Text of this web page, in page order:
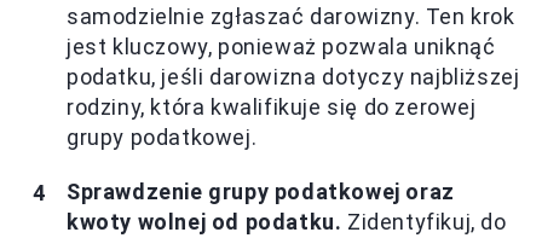
samodzielnie zgłaszać darowizny. Ten krok
jest kluczowy, ponieważ pozwala uniknąć
podatku, jeśli darowizna dotyczy najbliższej
rodziny, która kwalifikuje się do zerowej
grupy podatkowej.
Sprawdzenie grupy podatkowej oraz
kwoty wolnej od podatku. Zidentyfikuj, do